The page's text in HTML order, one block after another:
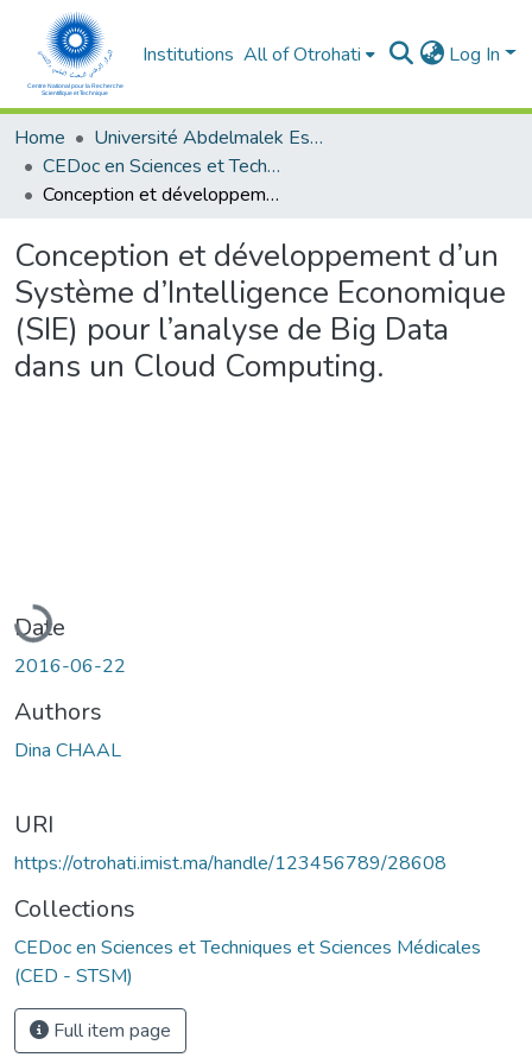
Institutions All of Otrohati Log In
Home
Université Abdelmalek Essaâdi - Tétouan
CEDoc en Sciences et Techniques et Sciences Médicales (CED - STSM)
Conception et développement d’un Système d’Intelligence Economique (SIE) pour l’analyse de Big Data dans un Cloud Computing.
Conception et développement d’un
Système d’Intelligence Economique
(SIE) pour l’analyse de Big Data
dans un Cloud Computing.
Loading...
Date
2016-06-22
Authors
Dina CHAAL
URI
https://otrohati.imist.ma/handle/123456789/28608
Collections
CEDoc en Sciences et Techniques et Sciences Médicales
(CED - STSM)
Full item page